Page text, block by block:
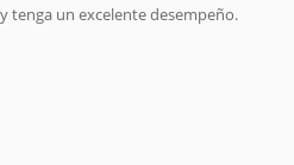
tenga un excelente desempeño.